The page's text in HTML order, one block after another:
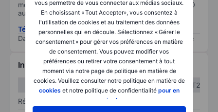
vous permettre de vous connecter aux médias sociaux.
En choisissant « Tout Accepter», vous consentez à
l'utilisation de cookies et au traitement des données
personnelles qui en découle. Sélectionnez « Gérer le
consentement » pour gérer vos préférences en matière
de consentement. Vous pouvez modifier vos
préférences ou retirer votre consentement à tout
moment via notre page de politique en matière de
cookies. Veuillez consulter notre politique en matière de
cookies et notre politique de confidentialité pour en
savoir plus
moins il est important (0 équivaut à aucun risque et 100
au risque le plus élevé).
Télécharger la méthodologie ESG (en anglais)
Data provided by
/
Informations financières
T1
T2
Résultats